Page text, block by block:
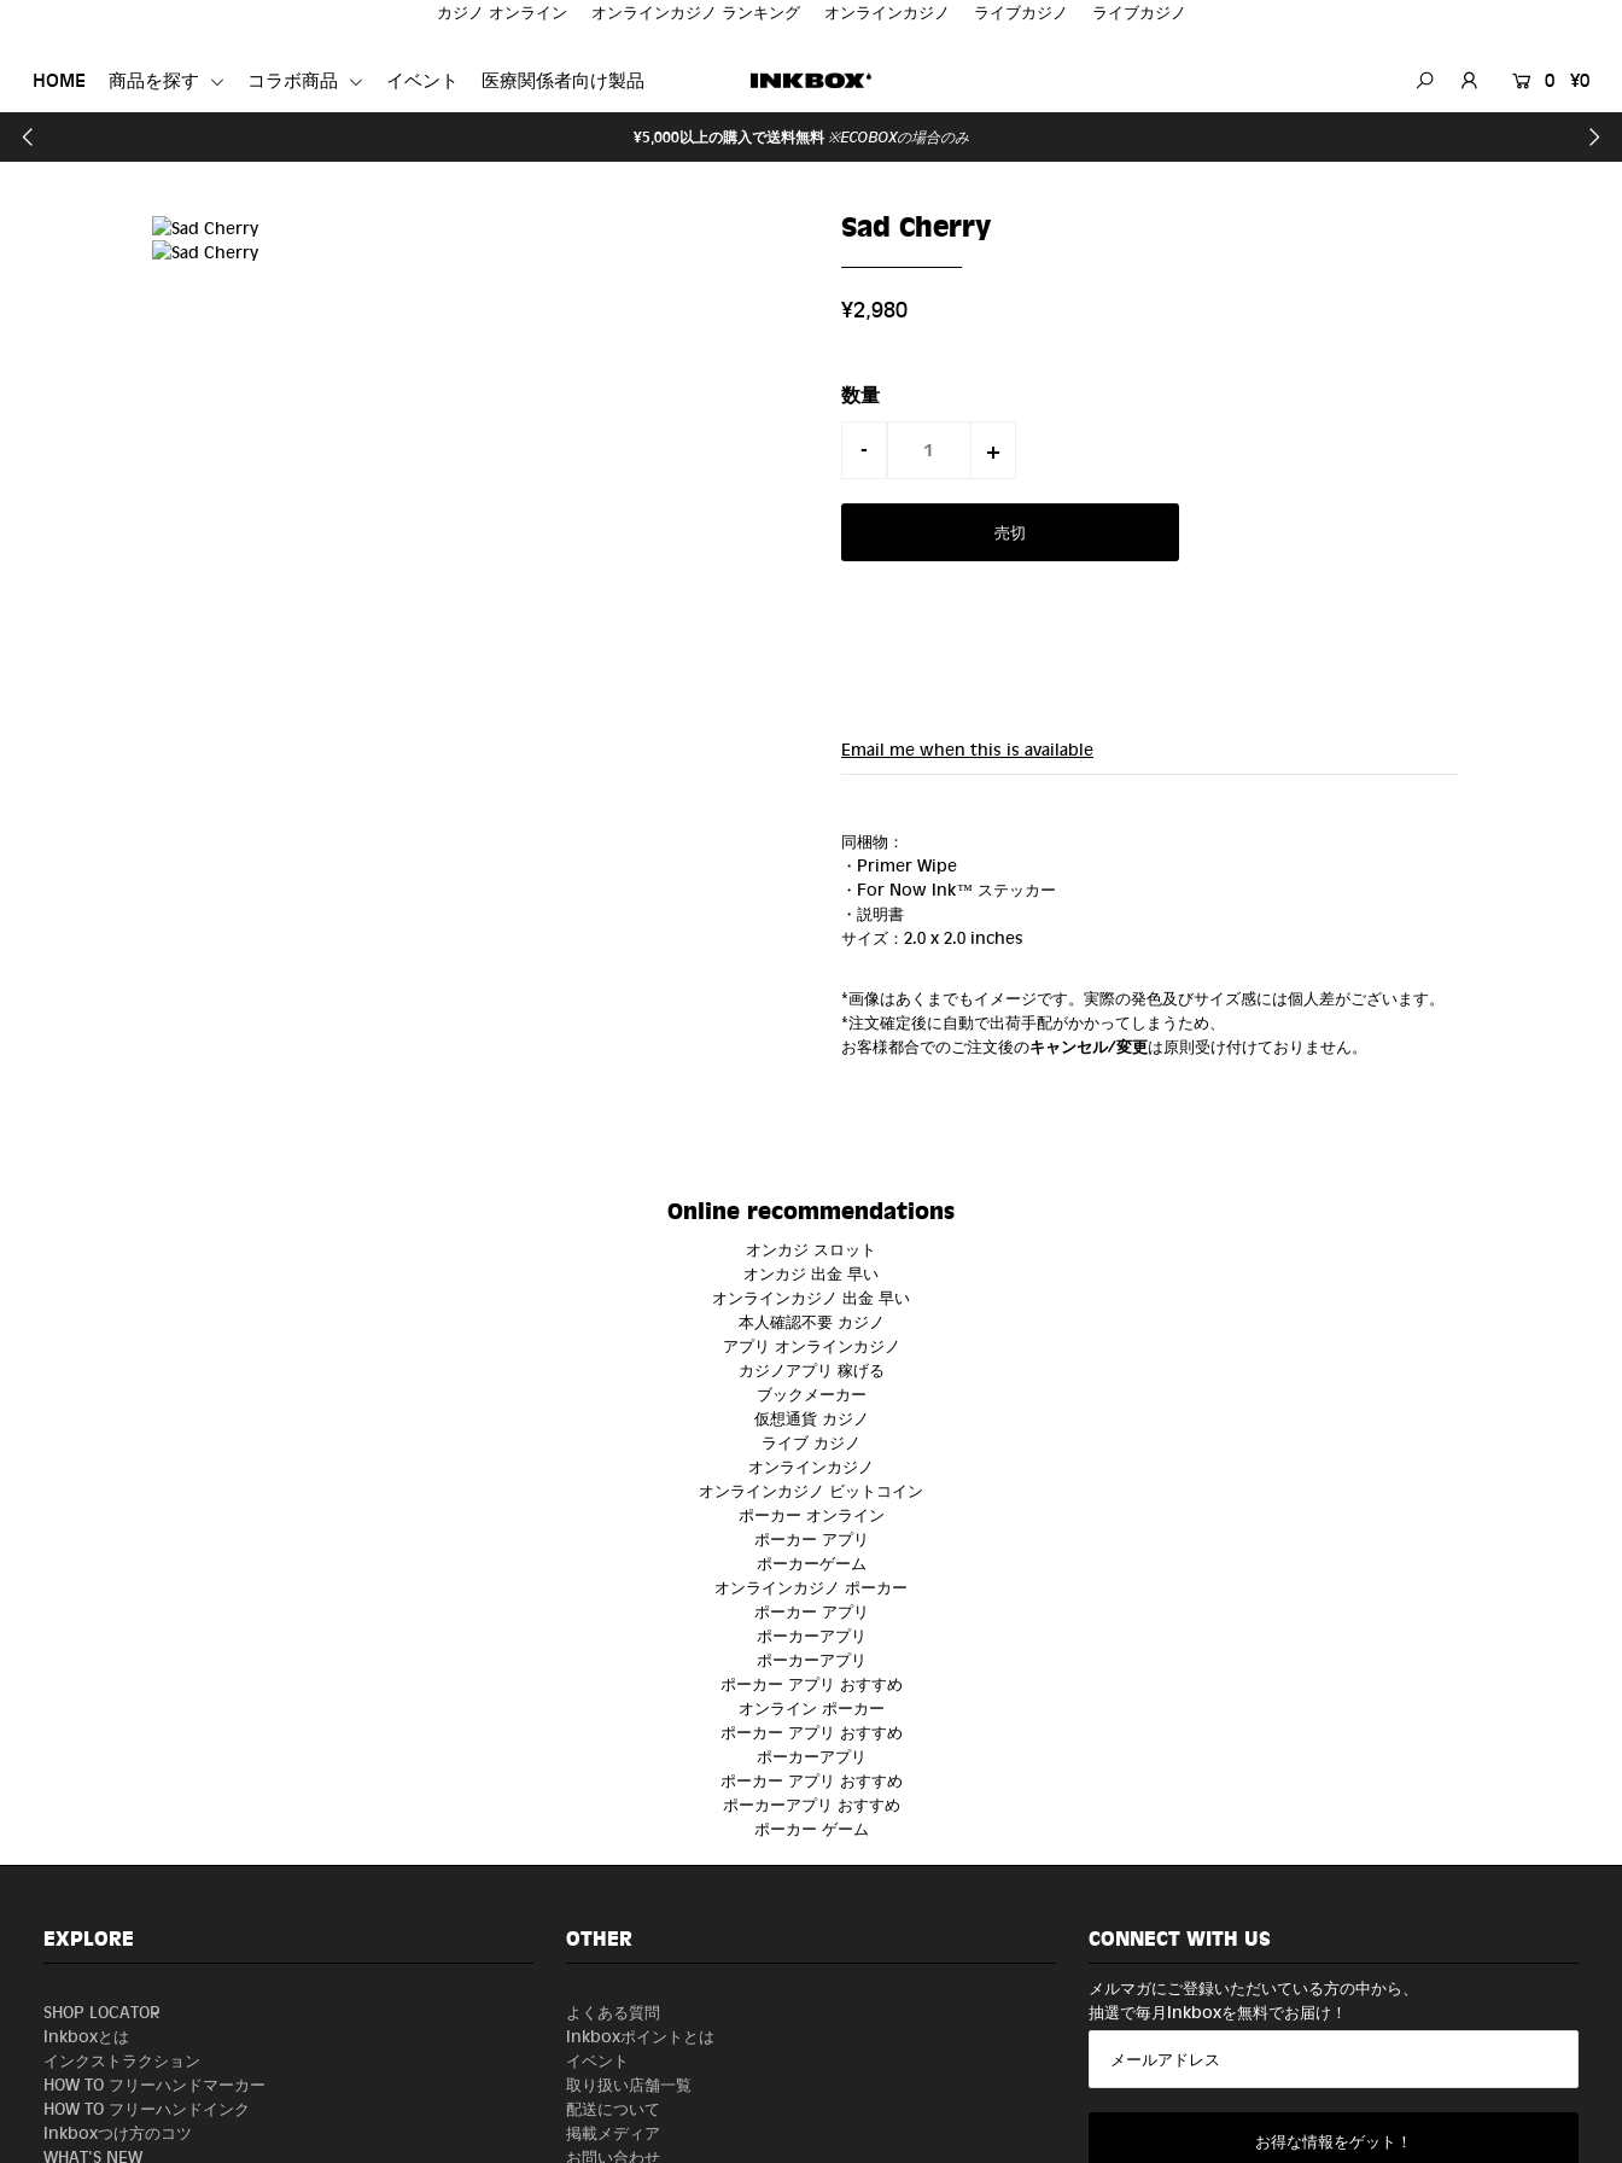
カジノ オンライン オンラインカジノ ランキング オンラインカジノ ライブカジノ ライブカジノ
HOME 商品を探す コラボ商品 イベント 医療関係者向け製品 0 ¥0
¥5,000以上の購入で送料無料 ※ECOBOXの場合のみ
Sad Cherry
¥2,980
数量
- +
Email me when this is available
同梱物：
・Primer Wipe
・For Now Ink ™ ステッカー
・説明書
サイズ：2.0 x 2.0 inches
*画像はあくまでもイメージです。実際の発色及びサイズ感には個人差がございます。
*注文確定後に自動で出荷手配がかかってしまうため、
お客様都合でのご注文後のキャンセル/変更は原則受け付けておりません。
Online recommendations
オンカジ スロット
オンカジ 出金 早い
オンラインカジノ 出金 早い
本人確認不要 カジノ
アプリ オンラインカジノ
カジノアプリ 稼げる
ブックメーカー
仮想通貨 カジノ
ライブ カジノ
オンラインカジノ
オンラインカジノ ビットコイン
ポーカー オンライン
ポーカー アプリ
ポーカーゲーム
オンラインカジノ ポーカー
ポーカー アプリ
ポーカーアプリ
ポーカーアプリ
ポーカー アプリ おすすめ
オンライン ポーカー
ポーカー アプリ おすすめ
ポーカーアプリ
ポーカー アプリ おすすめ
ポーカーアプリ おすすめ
ポーカー ゲーム
EXPLORE
SHOP LOCATOR
Inkboxとは
インクストラクション
HOW TO フリーハンドマーカー
HOW TO フリーハンドインク
Inkboxつけ方のコツ
WHAT'S NEW
OTHER
よくある質問
Inkboxポイントとは
イベント
取り扱い店舗一覧
配送について
掲載メディア
お問い合わせ
CONNECT WITH US
メルマガにご登録いただいている方の中から、
抽選で毎月Inkboxを無料でお届け！
商品を探す